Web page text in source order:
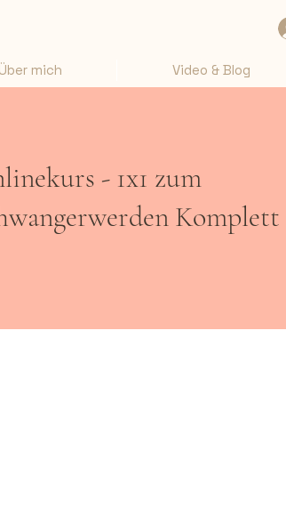
Über mich Video & Blog
- 1x1 zum
Komplett